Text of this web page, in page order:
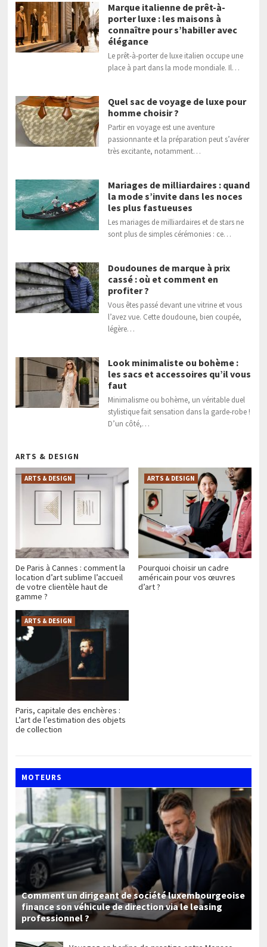
Marque italienne de prêt-à-
porter luxe : les maisons à
connaître pour s’habiller avec
élégance
Le prêt-à-porter de luxe italien occupe une
place à part dans la mode mondiale. Il…
Quel sac de voyage de luxe pour
homme choisir ?
Partir en voyage est une aventure
passionnante et la préparation peut s’avérer
très excitante, notamment…
Mariages de milliardaires : quand
la mode s’invite dans les noces
les plus fastueuses
Les mariages de milliardaires et de stars ne
sont plus de simples cérémonies : ce…
Doudounes de marque à prix
cassé : où et comment en
profiter ?
Vous êtes passé devant une vitrine et vous
l’avez vue. Cette doudoune, bien coupée,
légère…
Look minimaliste ou bohème :
les sacs et accessoires qu’il vous
faut
Minimalisme ou bohème, un véritable duel
stylistique fait sensation dans la garde-robe !
D’un côté,…
ARTS & DESIGN
De Paris à Cannes : comment la
location d’art sublime l’accueil
de votre clientèle haut de
gamme ?
ARTS & DESIGN
Pourquoi choisir un cadre
américain pour vos œuvres
d’art ?
ARTS & DESIGN
Paris, capitale des enchères :
L’art de l’estimation des objets
de collection
ARTS & DESIGN
MOTEURS
Comment un dirigeant de société luxembourgeoise
finance son véhicule de direction via le leasing
professionnel ?